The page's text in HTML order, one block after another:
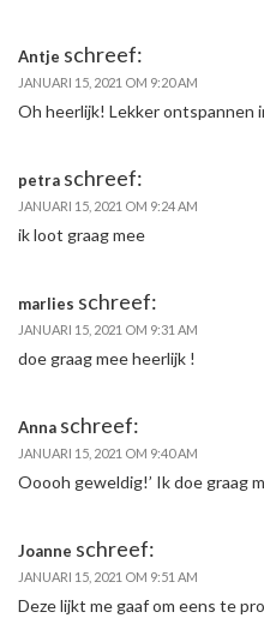
Antje schreef:
JANUARI 15, 2021 OM 9:20 AM
Oh heerlijk! Lekker ontspannen
petra schreef:
JANUARI 15, 2021 OM 9:24 AM
ik loot graag mee
marlies schreef:
JANUARI 15, 2021 OM 9:31 AM
doe graag mee heerlijk !
Anna schreef:
JANUARI 15, 2021 OM 9:40 AM
Ooooh geweldig!’ Ik doe graag
Joanne schreef:
JANUARI 15, 2021 OM 9:51 AM
Deze lijkt me gaaf om eens te